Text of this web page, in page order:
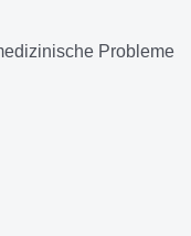
Probleme